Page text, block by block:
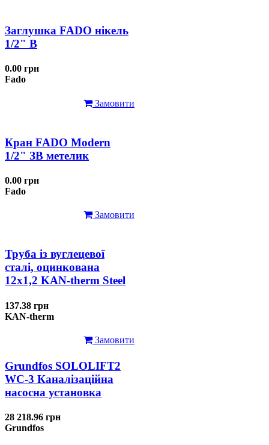
Заглушка FADO нікель
1/2" В
0.00 грн
Fado
Замовити
Кран FADO Modern
1/2" ЗВ метелик
0.00 грн
Fado
Замовити
Труба із вуглецевої
сталі, оцинкована
12x1,2 KAN-therm Steel
137.38 грн
KAN-therm
Замовити
Grundfos SOLOLIFT2
WC-3 Каналізаційна
насосна установка
28 218.96 грн
Grundfos